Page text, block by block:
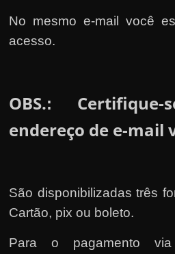
No mesmo e-mail você
acesso.
OBS.:
endereço de e-mail
São disponibilizadas três
Cartão, pix ou boleto.
Para o pagamento